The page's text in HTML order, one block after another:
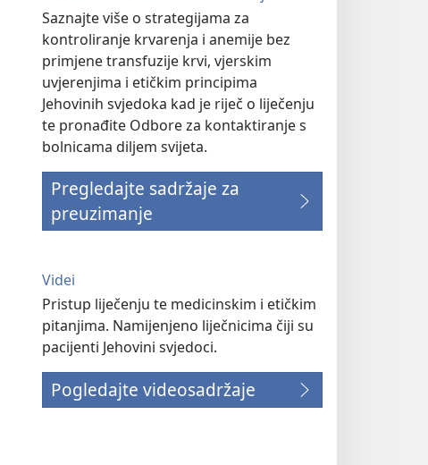
Saznajte više o strategijama za
kontroliranje krvarenja i anemije bez
primjene transfuzije krvi, vjerskim
uvjerenjima i etičkim principima
Jehovinih svjedoka kad je riječ o liječenju
te pronađite Odbore za kontaktiranje s
bolnicama diljem svijeta.
Pregledajte sadržaje za
preuzimanje
Videi
Pristup liječenju te medicinskim i etičkim
pitanjima. Namijenjeno liječnicima čiji su
pacijenti Jehovini svjedoci.
Pogledajte videosadržaje